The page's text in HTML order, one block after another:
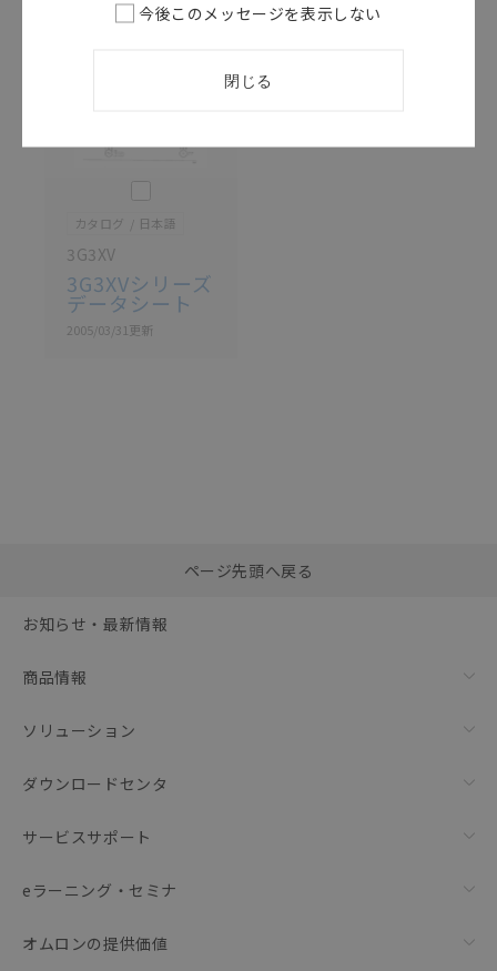
記載されているサービス内容や連絡先等は作成当時の
え、ご用命下さいますようお願いいたします。
カタログ 日本語
3G3XV
3G3XVシリーズ
データシート
2005/03/31更新
括ダウンロード
ページ先頭へ戻る
お知らせ・最新情報
商品情報
ソリューション
ダウンロードセンタ
サービスサポート
eラーニング・セミナ
オムロンの提供価値
今後このメッセージを表示しない
閉じる